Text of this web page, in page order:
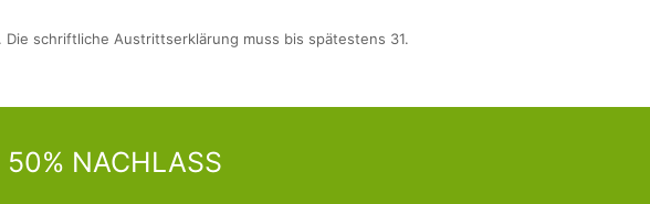
schriftliche Austrittserklärung muss bis spätestens 31.
50% NACHLASS